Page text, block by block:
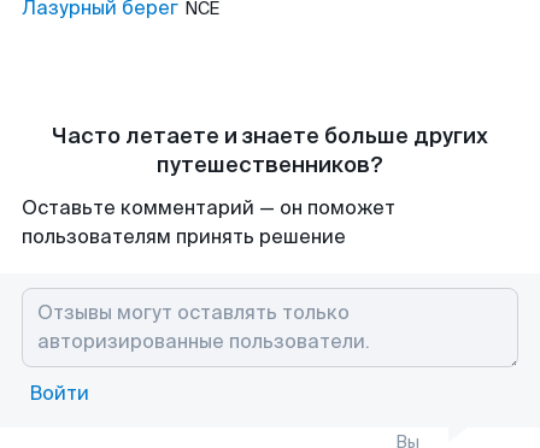
Лазурный берег NCE
Часто летаете и знаете больше других
путешественников?
Оставьте комментарий — он поможет
пользователям принять решение
Войти
Вы